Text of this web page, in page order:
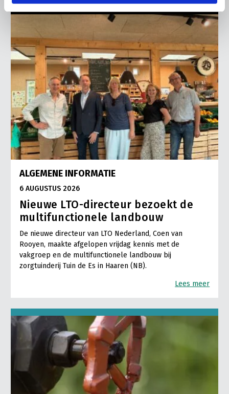
ALGEMENE INFORMATIE
6 AUGUSTUS 2026
Nieuwe LTO-directeur bezoekt de
multifunctionele landbouw
De nieuwe directeur van LTO Nederland, Coen van
Rooyen, maakte afgelopen vrijdag kennis met de
vakgroep en de multifunctionele landbouw bij
zorgtuinderij Tuin de Es in Haaren (NB).
Lees meer